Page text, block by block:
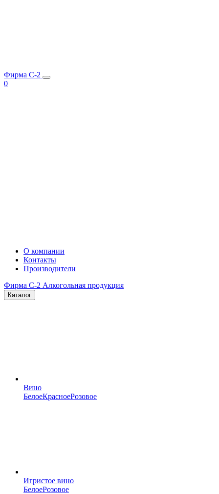
Фирма C-2
0
О компании
Контакты
Производители
Фирма C-2 Алкогольная продукция
Каталог
Вино
БелоеКрасноеРозовое
Игристое вино
БелоеРозовое